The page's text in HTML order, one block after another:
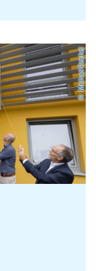
Michael Reichel